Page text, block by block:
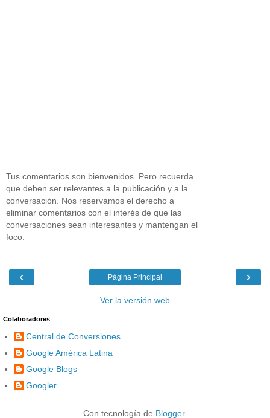
Tus comentarios son bienvenidos. Pero recuerda
que deben ser relevantes a la publicación y a la
conversación. Nos reservamos el derecho a
eliminar comentarios con el interés de que las
conversaciones sean interesantes y mantengan el
foco.
‹ ›
Página Principal
Ver la versión web
Colaboradores
Central de Conversiones
Google América Latina
Google Blogs
Googler
Con tecnología de Blogger.